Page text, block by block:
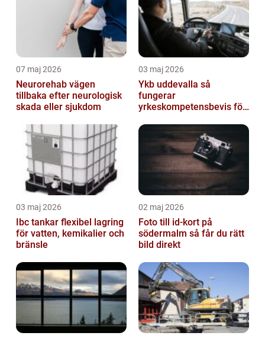
07 maj 2026
Neurorehab vägen
tillbaka efter neurologisk
skada eller sjukdom
03 maj 2026
Ykb uddevalla så
fungerar
yrkeskompetensbevis för
03 maj 2026
Ibc tankar flexibel lagring
för vatten, kemikalier och
bränsle
02 maj 2026
Foto till id-kort på
södermalm så får du rätt
bild direkt